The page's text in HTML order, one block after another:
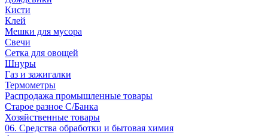
Кисти
Клей
Мешки для мусора
Свечи
Сетка для овощей
Шнуры
Газ и зажигалки
Термометры
Распродажа промышленные товары
Старое разное С/Банка
Хозяйственные товары
06. Средства обработки и бытовая химия